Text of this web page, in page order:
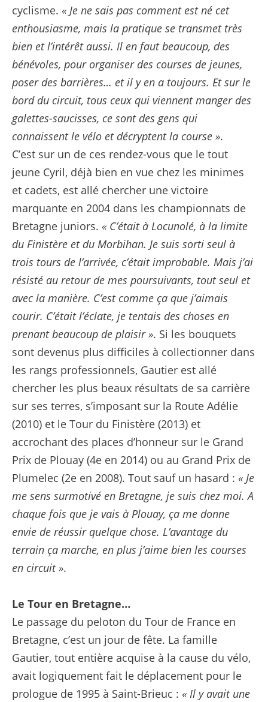
cyclisme. « Je ne sais pas comment est né cet
enthousiasme, mais la pratique se transmet très
bien et l’intérêt aussi. Il en faut beaucoup, des
bénévoles, pour organiser des courses de jeunes,
poser des barrières… et il y en a toujours. Et sur le
bord du circuit, tous ceux qui viennent manger des
galettes-saucisses, ce sont des gens qui
connaissent le vélo et décryptent la course ».
C’est sur un de ces rendez-vous que le tout
jeune Cyril, déjà bien en vue chez les minimes
et cadets, est allé chercher une victoire
marquante en 2004 dans les championnats de
Bretagne juniors. « C’était à Locunolé, à la limite
du Finistère et du Morbihan. Je suis sorti seul à
trois tours de l’arrivée, c’était improbable. Mais j’ai
résisté au retour de mes poursuivants, tout seul et
avec la manière. C’est comme ça que j’aimais
courir. C’était l’éclate, je tentais des choses en
prenant beaucoup de plaisir ». Si les bouquets
sont devenus plus difficiles à collectionner dans
les rangs professionnels, Gautier est allé
chercher les plus beaux résultats de sa carrière
sur ses terres, s’imposant sur la Route Adélie
(2010) et le Tour du Finistère (2013) et
accrochant des places d’honneur sur le Grand
Prix de Plouay (4e en 2014) ou au Grand Prix de
Plumelec (2e en 2008). Tout sauf un hasard : « Je
me sens surmotivé en Bretagne, je suis chez moi. A
chaque fois que je vais à Plouay, ça me donne
envie de réussir quelque chose. L’avantage du
terrain ça marche, en plus j’aime bien les courses
en circuit ».
Le Tour en Bretagne…
Le passage du peloton du Tour de France en
Bretagne, c’est un jour de fête. La famille
Gautier, tout entière acquise à la cause du vélo,
avait logiquement fait le déplacement pour le
prologue de 1995 à Saint-Brieuc : « Il y avait une